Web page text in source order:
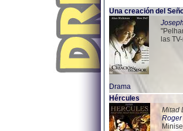
Una creación del
las
Drama
Hércules
Mitad
Roger